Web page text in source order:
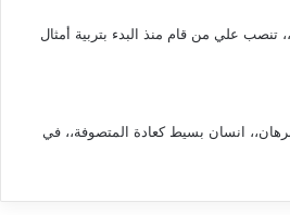
تنصب علي من قام منذ البدء بتربية أمثال
انسان بسيط كعادة المتصوفة،، في